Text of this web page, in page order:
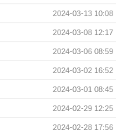
2024-03-13 10:08
2024-03-08 12:17
2024-03-06 08:59
2024-03-02 16:52
2024-03-01 08:45
2024-02-29 12:25
2024-02-28 17:56